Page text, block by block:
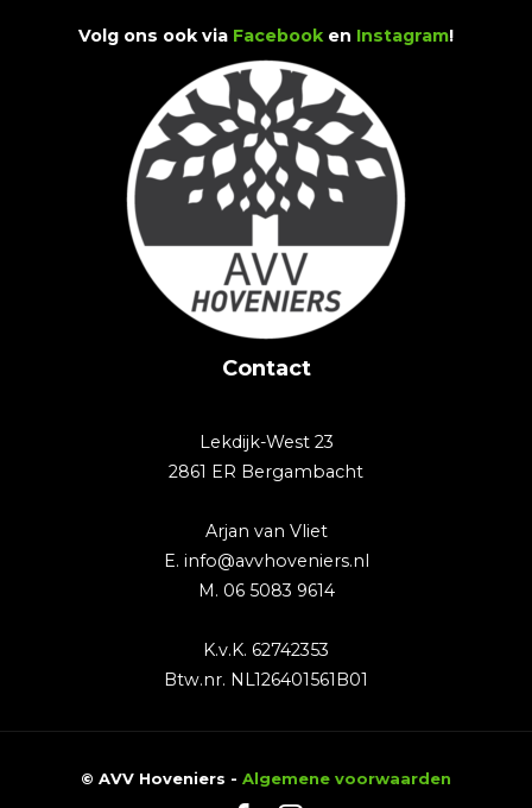
Volg ons ook via Facebooken Instagram!
Contact
Lekdijk-West 23
2861 ER Bergambacht
Arjan van Vliet
E. info@avvhoveniers.nl
M. 06 5083 9614
K.v.K. 62742353
Btw.nr. NL126401561B01
© AVV Hoveniers - Algemene voorwaarden